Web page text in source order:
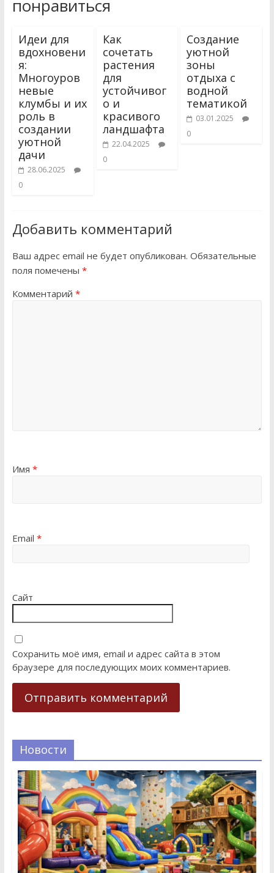
понравиться
Идеи для
вдохновени
я:
Многоуров
невые
клумбы и их
роль в
создании
уютной
дачи
28.06.2025
0
Как
сочетать
растения
для
устойчивог
о и
красивого
ландшафта
22.04.2025
0
Создание
уютной
зоны
отдыха с
водной
тематикой
03.01.2025
0
Добавить комментарий
Ваш адрес email не будет опубликован. Обязательные
поля помечены *
Комментарий *
Имя *
Email *
Сайт
Сохранить моё имя, email и адрес сайта в этом
браузере для последующих моих комментариев.
Новости